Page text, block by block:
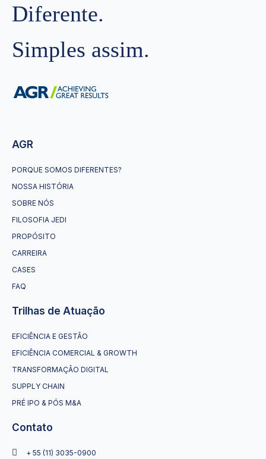
Diferente.
Simples assim.
AGR
PORQUE SOMOS DIFERENTES?
NOSSA HISTÓRIA
SOBRE NÓS
FILOSOFIA JEDI
PROPÓSITO
CARREIRA
CASES
FAQ
Trilhas de Atuação
EFICIÊNCIA E GESTÃO
EFICIÊNCIA COMERCIAL & GROWTH
TRANSFORMAÇÃO DIGITAL
SUPPLY CHAIN
PRÉ IPO & PÓS M&A
Contato
+ 55 (11) 3035-0900